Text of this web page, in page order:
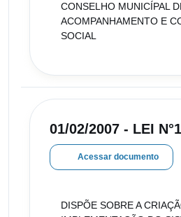
CONSELHO MUNICÍPAL
ACOMPANHAMENTO E
SOCIAL
01/02/2007 - LEI
Acessar documento
DISPÕE SOBRE A